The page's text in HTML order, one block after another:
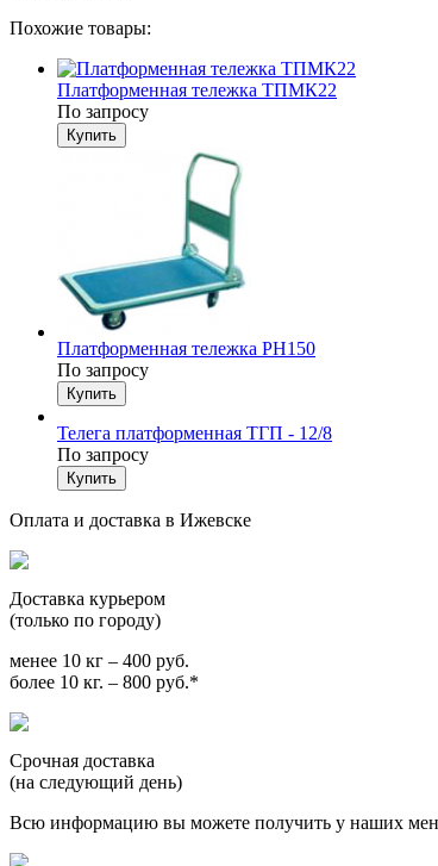
Похожие товары:
Платформенная тележка ТПМК22
По запросу
Платформенная тележка PH150
По запросу
Телега платформенная ТГП - 12/8
По запросу
Оплата и доставка в Ижевске
Доставка курьером
(только по городу)
менее 10 кг – 400 руб.
более 10 кг. – 800 руб.*
Срочная доставка
(на следующий день)
Всю информацию вы можете получить у наших